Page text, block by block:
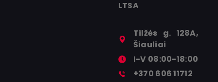
LTSA
Tilžės g. 128A,
Šiauliai
I-V 08:00-18:00
+370 606 11712